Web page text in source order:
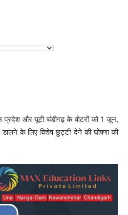
प्रदेश और यूटी चंडीगढ़ के वोटरों को 1 जून,
डालने के लिए विशेष छुट्टी देने की घोषणा की